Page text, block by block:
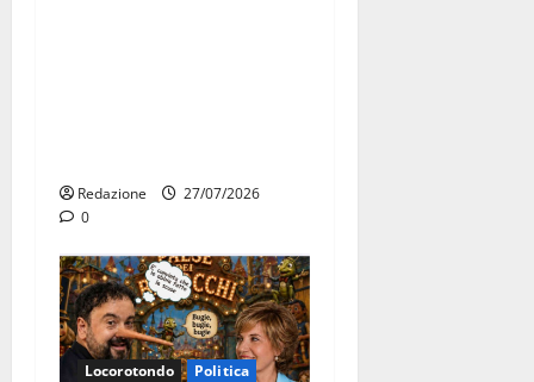
Redazione
27/07/2026
0
Locorotondo
Politica